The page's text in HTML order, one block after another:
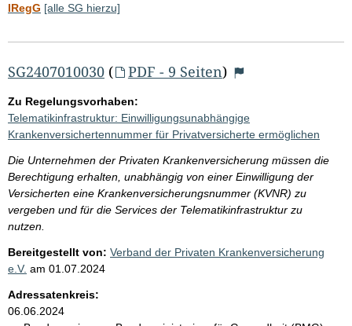
IRegG [alle SG hierzu]
SG2407010030 ( PDF - 9 Seiten)
Zu Regelungsvorhaben:
Telematikinfrastruktur: Einwilligungsunabhängige
Krankenversichertennummer für Privatversicherte ermöglichen
Die Unternehmen der Privaten Krankenversicherung müssen die
Berechtigung erhalten, unabhängig von einer Einwilligung der
Versicherten eine Krankenversicherungsnummer (KVNR) zu
vergeben und für die Services der Telematikinfrastruktur zu
nutzen.
Bereitgestellt von: Verband der Privaten Krankenversicherung
e.V. am 01.07.2024
Adressatenkreis:
06.06.2024